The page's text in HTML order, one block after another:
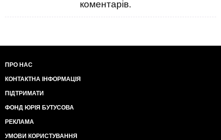
далеко твоя Австралія, не налітаєшся". ***** обіжено
піджав губи і шепнув рядом сідящому колезі з
фінського прапорця, Обама ляснув себе долонею по
подозревающий Саулі вернувся і знову всівся за
стіл, то застав німу сцену. Колеги старалися на нього
не дивитися, хоча деякі крадькома поглядували,
деякі хіхікали, но большинство відверто йому
співчувало. Догадавшись, шо за врем'я його
отсутсвія проізошло нєчто ужасноє, герра Нііністьо
уставився на містера Обаму, которий чуствуя
коментарів.
ПРО НАС
КОНТАКТНА ІНФОРМАЦІЯ
ПІДТРИМАТИ
ФОНД ЮРІЯ БУТУСОВА
РЕКЛАМА
УМОВИ КОРИСТУВАННЯ